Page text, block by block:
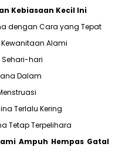
Kebiasaan Kecil Ini
dengan Cara yang Tepat
Kewanitaan Alami
Sehari-hari
Dalam
Terlalu Kering
Tetap Terpelihara
Ampuh Hempas Gatal